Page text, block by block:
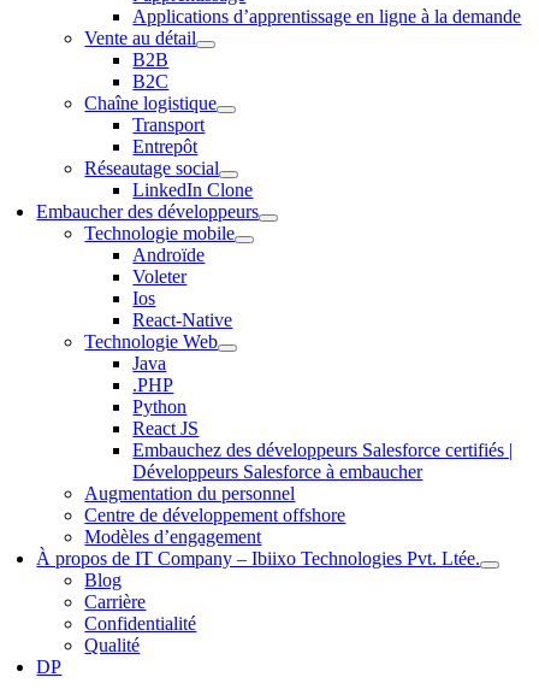
Applications d’apprentissage en ligne à la demande
Vente au détail
B2B
B2C
Chaîne logistique
Transport
Entrepôt
Réseautage social
LinkedIn Clone
Embaucher des développeurs
Technologie mobile
Androïde
Voleter
Ios
React-Native
Technologie Web
Java
.PHP
Python
React JS
Embauchez des développeurs Salesforce certifiés |
Développeurs Salesforce à embaucher
Augmentation du personnel
Centre de développement offshore
Modèles d’engagement
À propos de IT Company – Ibiixo Technologies Pvt. Ltée.
Blog
Carrière
Confidentialité
Qualité
DP